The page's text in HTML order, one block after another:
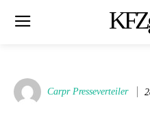
Carpr Presseverteiler